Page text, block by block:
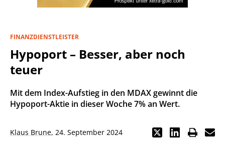
FINANZDIENSTLEISTER
Hypoport – Besser, aber noch
teuer
Mit dem Index-Aufstieg in den MDAX gewinnt die
Hypoport-Aktie in dieser Woche 7% an Wert.
Klaus Brune, 24. September 2024